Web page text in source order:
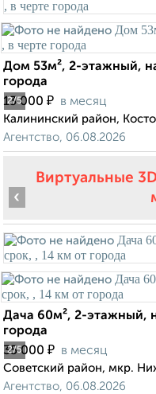
2/5
Дом 53м², 2-этажный,
города
13 000 ₽ в месяц
Калининский район,
Агентство, 06.08.2026
Виртуальные
2/5
‹
Дача 60м², 2-этажный,
города
35 000 ₽ в месяц
Советский район, мкр.
Агентство, 06.08.2026